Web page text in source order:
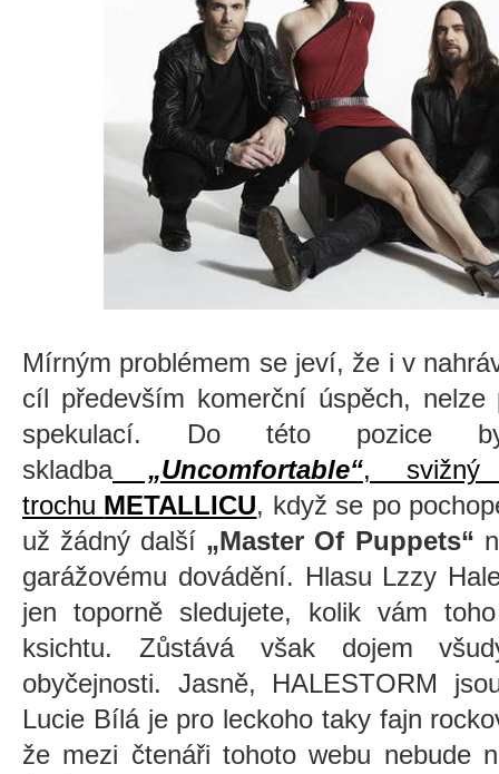
Mírným problémem se jeví, že i v
cíl především komerční úspěch,
spekulací. Do této pozice
skladba„Uncomfortable“, svižný
trochu METALLICU, když se po
už žádný další „Master Of Puppets“
garážovému dovádění. Hlasu Lzzy
jen toporně sledujete, kolik vám
ksichtu. Zůstává však dojem
obyčejnosti. Jasně, HALESTORM
Lucie Bílá je pro leckoho taky fajn
že mezi čtenáři tohoto webu nebude